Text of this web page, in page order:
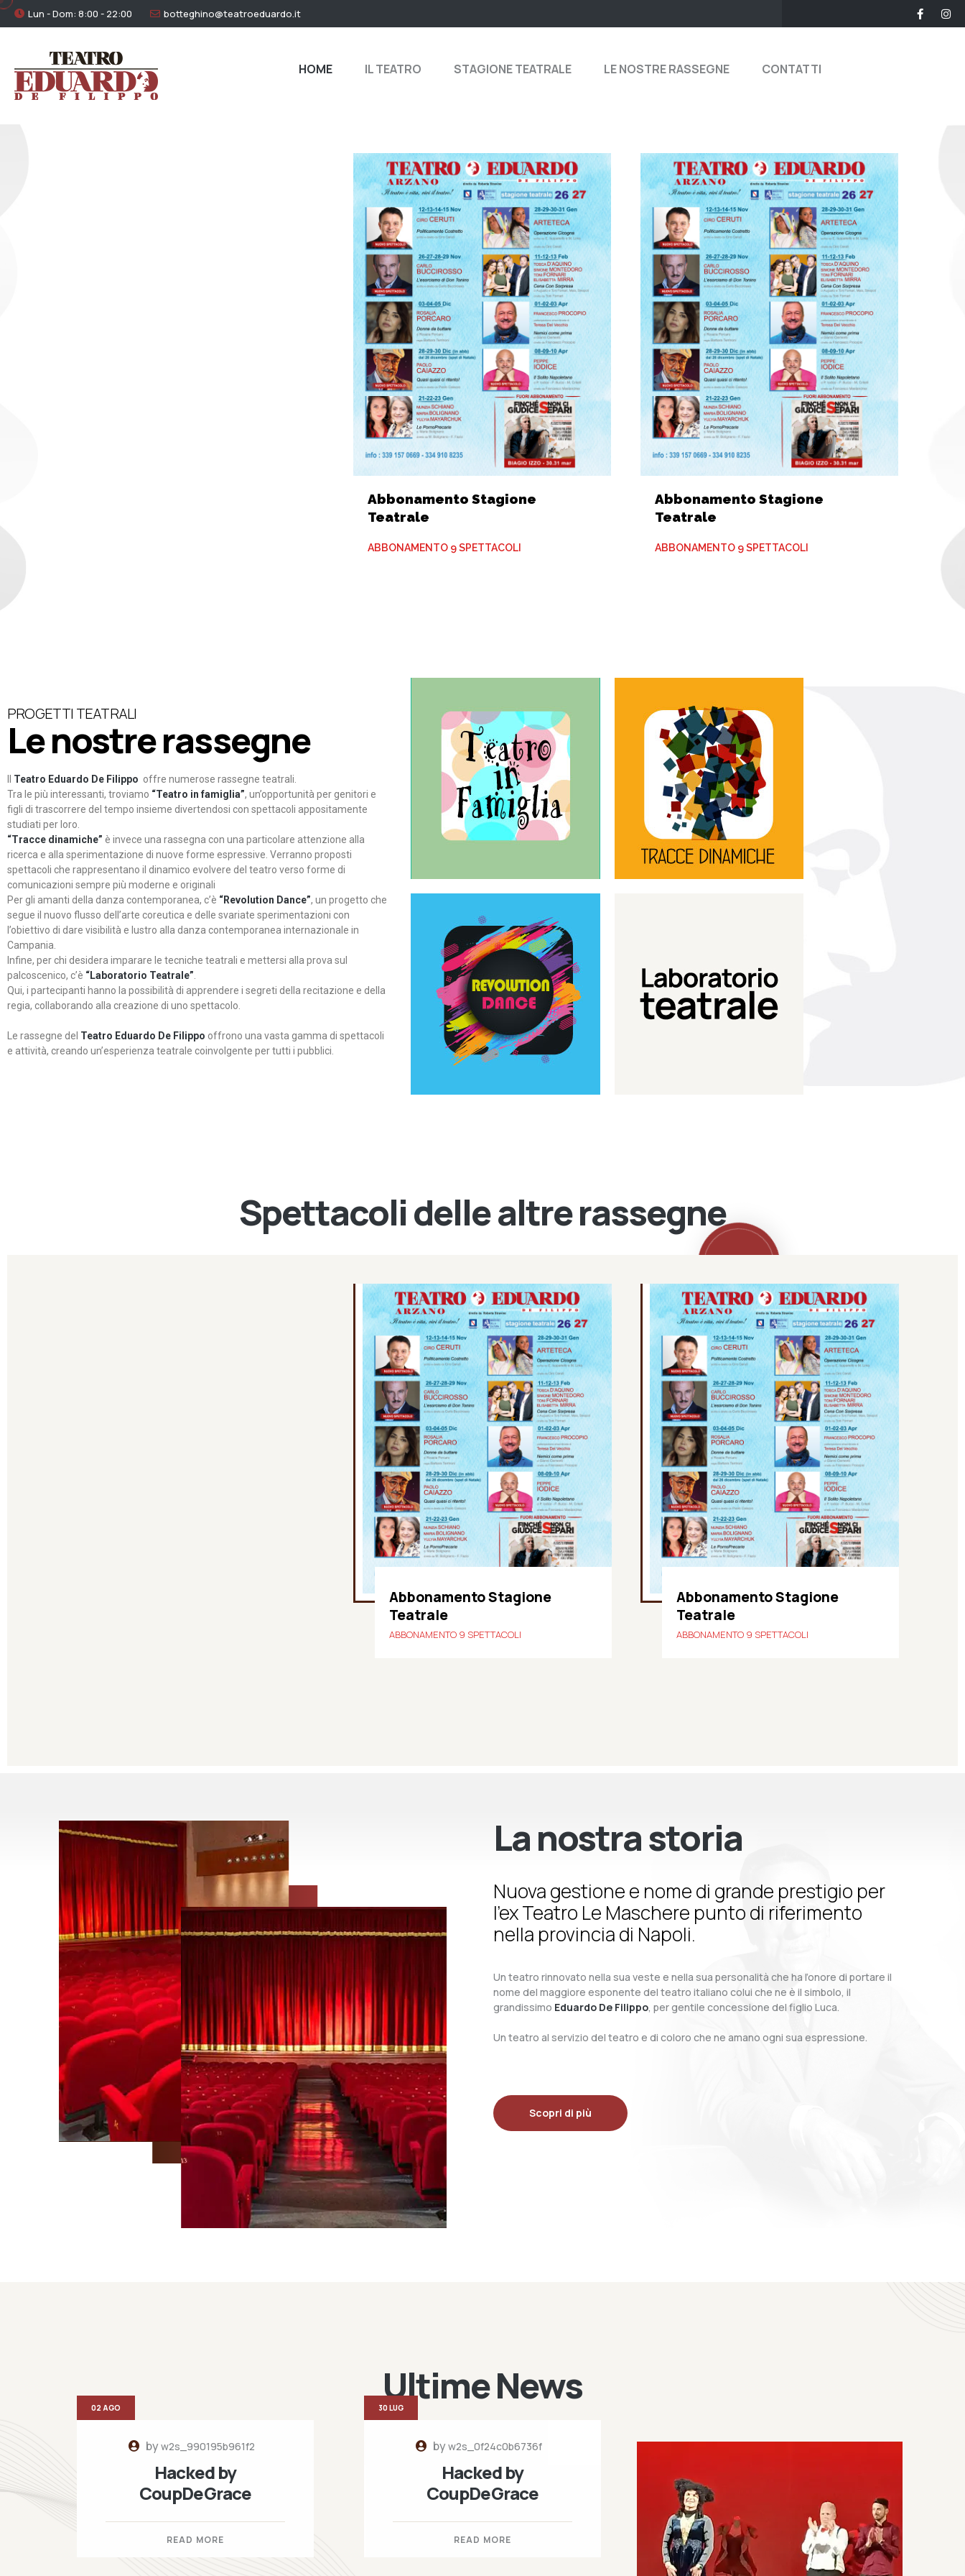
Lun - Dom: 8:00 - 22:00 botteghino@teatroeduardo.it
HOME IL TEATRO STAGIONE TEATRALE LE NOSTRE RASSEGNE CONTATTI
Abbonamento Stagione
Teatrale
ABBONAMENTO 9 SPETTACOLI
Abbonamento Stagione
Teatrale
ABBONAMENTO 9 SPETTACOLI
PROGETTI TEATRALI
Le nostre rassegne
Teatro Eduardo De Filippo offre numerose rassegne teatrali.
Tra le più interessanti, troviamo “Teatro in famiglia”, un’opportunità per genitori e
figli di trascorrere del tempo insieme divertendosi con spettacoli appositamente
studiati per loro.
“Tracce dinamiche” è invece una rassegna con una particolare attenzione alla
ricerca e alla sperimentazione di nuove forme espressive. Verranno proposti
spettacoli che rappresentano il dinamico evolvere del teatro verso forme di
comunicazioni sempre più moderne e originali
Per gli amanti della danza contemporanea, c’è “Revolution Dance”, un progetto che
segue il nuovo flusso dell’arte coreutica e delle svariate sperimentazioni con
l’obiettivo di dare visibilità e lustro alla danza contemporanea internazionale in
Campania.
Infine, per chi desidera imparare le tecniche teatrali e mettersi alla prova sul
palcoscenico, c’è “Laboratorio Teatrale”
Qui, i partecipanti hanno la possibilità di apprendere i segreti della recitazione e della
regia, collaborando alla creazione di uno spettacolo.
Le rassegne del Teatro Eduardo De Filippo offrono una vasta gamma di spettacoli
e attività, creando un’esperienza teatrale coinvolgente per tutti i pubblici.
Teatro in famiglia
Teatro In Famiglia è una
rassegna di teatro concepita
per far condividere e godere
del teatro all’intera famiglia.
Continua
Tracce dinamiche
Tracce Dinamiche è una
rassegna di teatro
d’innovazione e sperimentale.
Continua
Revolution Dance
Rassegna di danza
contemporanea – I Edizione
Continua
Laboratorio di teatro del
Teatro Eduardo de Filippo
Spettacoli delle altre rassegne
Abbonamento Stagione
Teatrale
ABBONAMENTO 9 SPETTACOLI
Abbonamento Stagione
Teatrale
ABBONAMENTO 9 SPETTACOLI
La nostra storia
Nuova gestione e nome di grande prestigio per
l’ex Teatro Le Maschere punto di riferimento
nella provincia di Napoli.
Un teatro rinnovato nella sua veste e nella sua personalità che ha l’onore di portare il
nome del maggiore esponente del teatro italiano colui che ne è il simbolo, il
grandissimo Eduardo De Filippo, per gentile concessione del figlio Luca.
Un teatro al servizio del teatro e di coloro che ne amano ogni sua espressione.
Scopri di più
Ultime News
byw2s_990195b961f2
Hacked by
CoupDeGrace
READ MORE
02 AGO
byw2s_0f24c0b6736f
Hacked by
CoupDeGrace
READ MORE
30 LUG